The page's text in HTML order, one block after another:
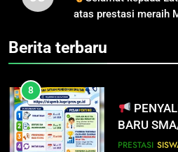
BARU
atas prestasi meraih
Berita terbaru
INFO
8
BARU
PRESTASI